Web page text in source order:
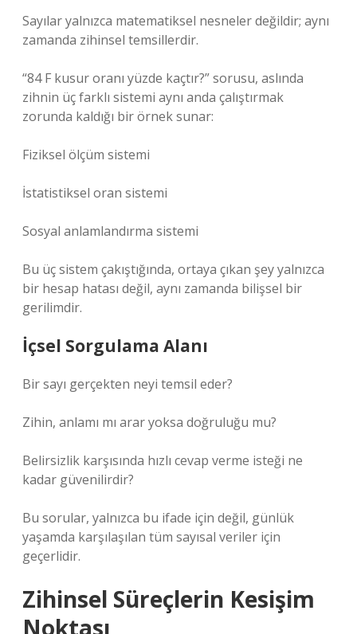
Sayılar yalnızca matematiksel nesneler değildir; aynı
zamanda zihinsel temsillerdir.
“84 F kusur oranı yüzde kaçtır?” sorusu, aslında
zihnin üç farklı sistemi aynı anda çalıştırmak
zorunda kaldığı bir örnek sunar:
Fiziksel ölçüm sistemi
İstatistiksel oran sistemi
Sosyal anlamlandırma sistemi
Bu üç sistem çakıştığında, ortaya çıkan şey yalnızca
bir hesap hatası değil, aynı zamanda bilişsel bir
gerilimdir.
İçsel Sorgulama Alanı
Bir sayı gerçekten neyi temsil eder?
Zihin, anlamı mı arar yoksa doğruluğu mu?
Belirsizlik karşısında hızlı cevap verme isteği ne
kadar güvenilirdir?
Bu sorular, yalnızca bu ifade için değil, günlük
yaşamda karşılaşılan tüm sayısal veriler için
geçerlidir.
Zihinsel Süreçlerin Kesişim
Noktası